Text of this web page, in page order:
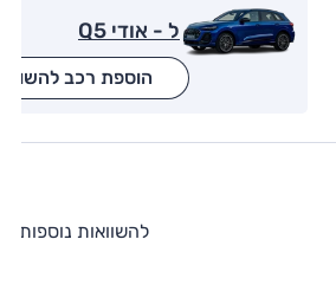
ל - אודי Q5
הוספת רכב להשוואה
להשוואות נוספות